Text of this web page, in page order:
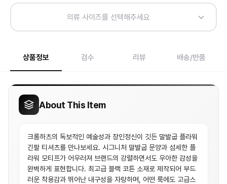
의류 사이즈를 선택해주세요
상품정보 검수 리뷰 배송/반품
About This Item
크롬하츠의 독보적인 예술성과 장인정신이 깃든 말발굽 플라워
긴팔 티셔츠를 만나보세요. 시그니처 말발굽 문양과 섬세한 플
라워 모티프가 어우러져 브랜드의 강렬하면서도 우아한 감성을
완벽하게 표현합니다. 최고급 블랙 코튼 소재로 제작되어 부드
러운 착용감과 뛰어난 내구성을 자랑하며, 어떤 룩에도 고급스